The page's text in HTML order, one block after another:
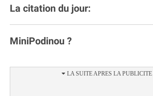
La citation du jour:
MiniPodinou ?